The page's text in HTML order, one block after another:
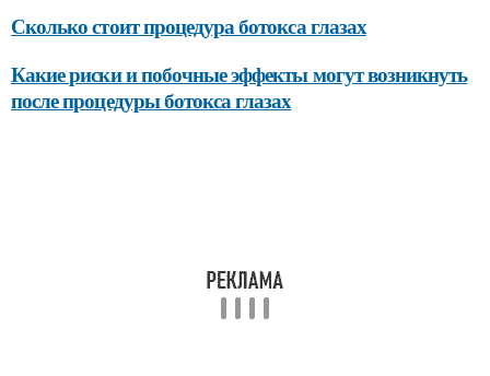
Сколько стоит процедура ботокса глазах
Какие риски и побочные эффекты могут возникнуть
после процедуры ботокса глазах